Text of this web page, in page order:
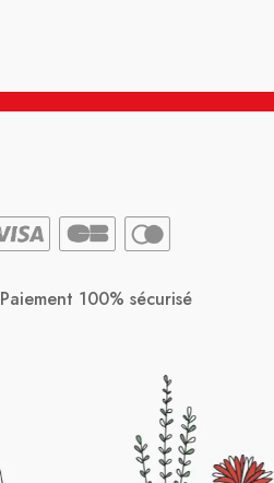
Paiement 100% sécurisé